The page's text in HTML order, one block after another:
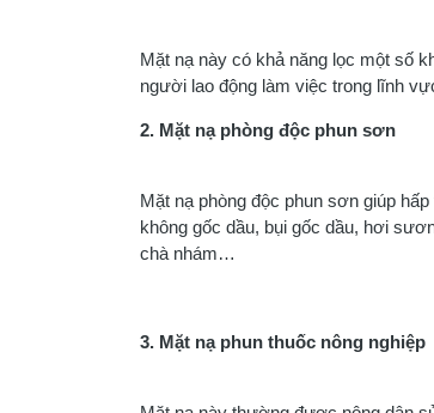
Mặt nạ này có khả năng lọc một số
người lao động làm việc trong lĩnh
2. Mặt nạ phòng độc phun sơn
Mặt nạ phòng độc phun sơn giúp
không gốc dầu, bụi gốc dầu, hơi
chà nhám…
3. Mặt nạ phun thuốc nông nghiệp